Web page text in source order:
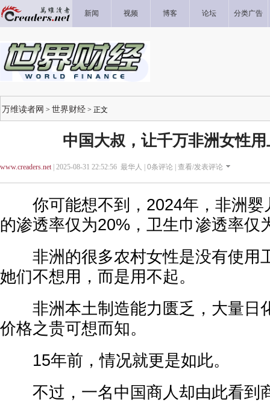
新闻 视频 博客 论坛 分类广告
万维读者网 > 世界财经 > 正文
中国大叔，让千万非洲女性
www.creaders.net| 2025-08-31 22:52:56 最华人 | 0条评论 | 查看/发表评论
你可能想不到，2024年，非洲婴
的渗透率仅为20%，卫生巾渗透率仅
非洲的很多农村女性是没有使用
她们不想用，而是用不起。
非洲本土制造能力匮乏，大量日
价格之贵可想而知。
15年前，情况就更是如此。
不过，一名中国商人却由此看到